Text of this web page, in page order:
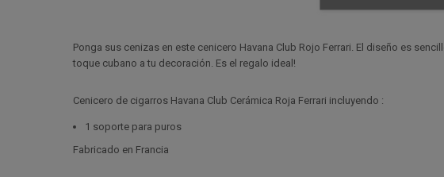
Ponga sus cenizas en este cenicero Havana Club Rojo Ferrari. El diseño es
toque cubano a tu decoración. Es el regalo ideal!
Cenicero de cigarros Havana Club Cerámica Roja Ferrari incluyendo :
1 soporte para puros
Fabricado en Francia